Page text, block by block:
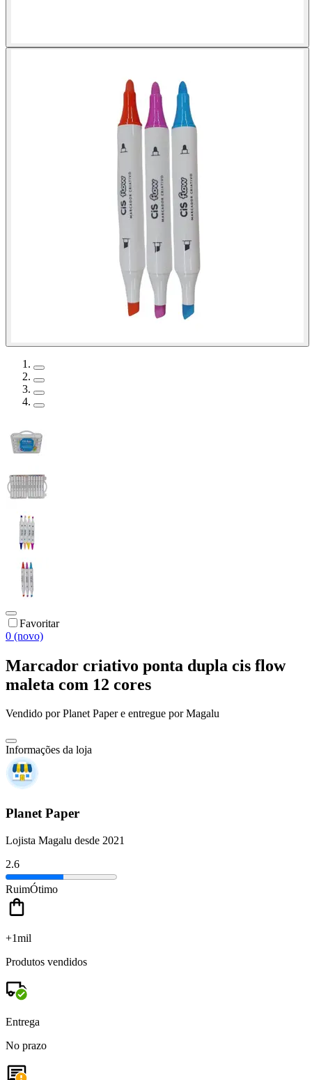
Favoritar
0 (novo)
Marcador criativo ponta dupla cis flow
maleta com 12 cores
Vendido porPlanet Papere entregue por Magalu
Informações da loja
Planet Paper
Lojista Magalu desde 2021
2.6
RuimÓtimo
+1mil
Produtos vendidos
Entrega
No prazo